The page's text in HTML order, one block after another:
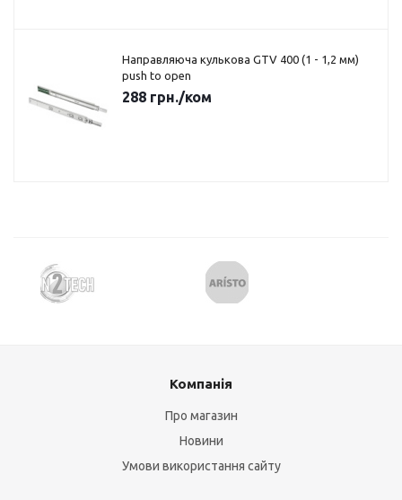
Направляюча кулькова GTV 400 (1 - 1,2 мм)
push to open
288 грн./ком
Компанія
Про магазин
Новини
Умови використання сайту